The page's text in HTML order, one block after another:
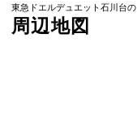
東急ドエルデュエット石川台の
周辺地図